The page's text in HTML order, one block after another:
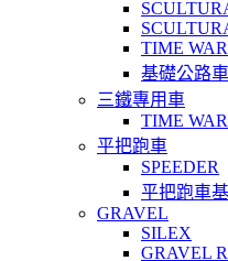
TIME
基礎公路
三鐵專用車
TIME
平把跑車
SPEEDER
平把跑車
GRAVEL
SILEX
GRAVEL